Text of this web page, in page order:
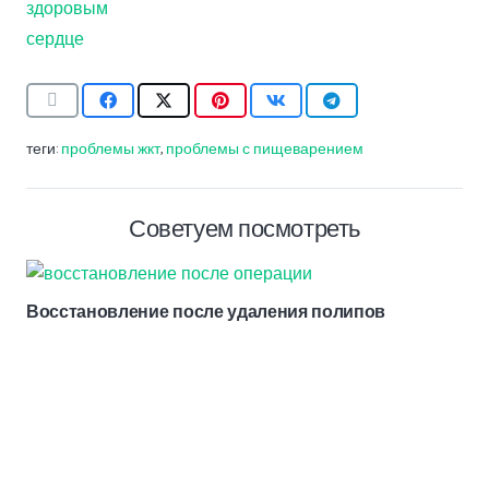
теги:проблемы жкт,проблемы с пищеварением
Советуем посмотреть
Восстановление после удаления полипов